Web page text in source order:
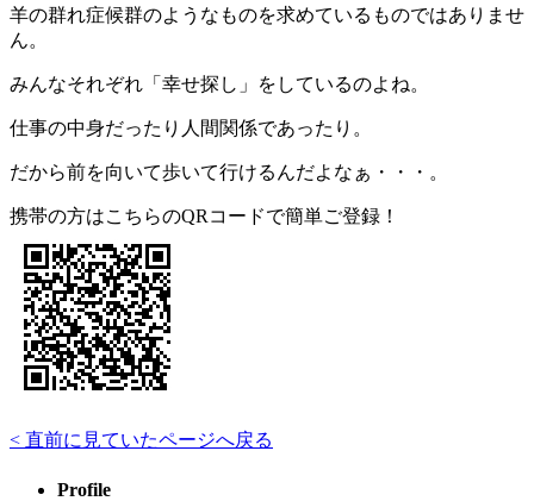
羊の群れ症候群のようなものを求めているものではありませ
ん。
みんなそれぞれ「幸せ探し」をしているのよね。
仕事の中身だったり人間関係であったり。
だから前を向いて歩いて行けるんだよなぁ・・・。
携帯の方はこちらのQRコードで簡単ご登録！
< 直前に見ていたページへ戻る
Profile